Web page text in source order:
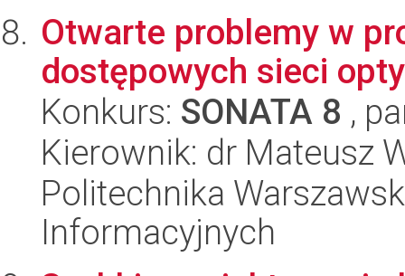
Otwarte problemy w
dostępowych sieci
Konkurs: SONATA 8 ,
Kierownik: dr Mateusz
Politechnika
Informacyjnych